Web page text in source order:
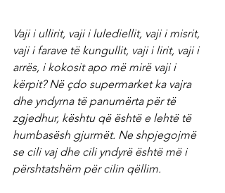
Vaji i ullirit, vaji i lulediellit, vaji i misrit,
vaji i farave të kungullit, vaji i lirit, vaji i
arrës, i kokosit apo më mirë vaji i
kërpit? Në çdo supermarket ka vajra
dhe yndyrna të panumërta për të
zgjedhur, kështu që është e lehtë të
humbasësh gjurmët. Ne shpjegojmë
se cili vaj dhe cili yndyrë është më i
përshtatshëm për cilin qëllim.